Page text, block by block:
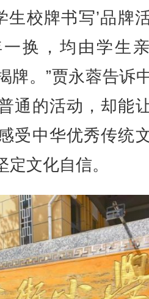
校牌书写’品牌
换，均由学生
牌。”贾永蓉告诉
通的活动，却能
受中华优秀传统
文化自信。